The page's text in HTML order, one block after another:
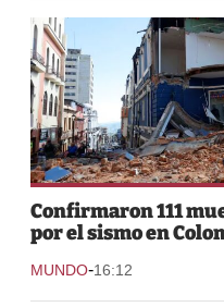
Confirmaron 111
por el sismo en
MUNDO-16:12